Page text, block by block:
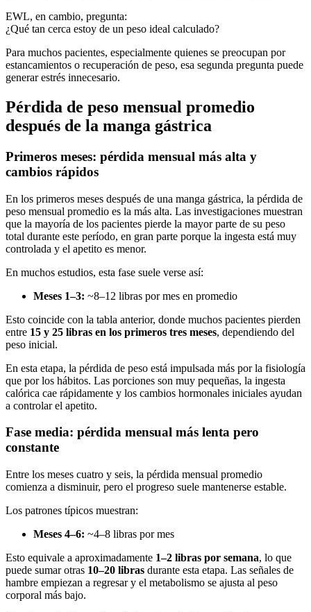
EWL, en cambio, pregunta:
¿Qué tan cerca estoy de un peso ideal calculado?
Para muchos pacientes, especialmente quienes se preocupan por
estancamientos o recuperación de peso, esa segunda pregunta puede
generar estrés innecesario.
Pérdida de peso mensual promedio
después de la manga gástrica
Primeros meses: pérdida mensual más alta y
cambios rápidos
En los primeros meses después de una manga gástrica, la pérdida de
peso mensual promedio es la más alta. Las investigaciones muestran
que la mayoría de los pacientes pierde la mayor parte de su peso
total durante este período, en gran parte porque la ingesta está muy
controlada y el apetito es menor.
En muchos estudios, esta fase suele verse así:
Meses 1–3: ~8–12 libras por mes en promedio
Esto coincide con la tabla anterior, donde muchos pacientes pierden
entre 15 y 25 libras en los primeros tres meses, dependiendo del
peso inicial.
En esta etapa, la pérdida de peso está impulsada más por la fisiología
que por los hábitos. Las porciones son muy pequeñas, la ingesta
calórica cae rápidamente y los cambios hormonales iniciales ayudan
a controlar el apetito.
Fase media: pérdida mensual más lenta pero
constante
Entre los meses cuatro y seis, la pérdida mensual promedio
comienza a disminuir, pero el progreso suele mantenerse estable.
Los patrones típicos muestran:
Meses 4–6: ~4–8 libras por mes
Esto equivale a aproximadamente 1–2 libras por semana, lo que
puede sumar otras 10–20 libras durante esta etapa. Las señales de
hambre empiezan a regresar y el metabolismo se ajusta al peso
corporal más bajo.